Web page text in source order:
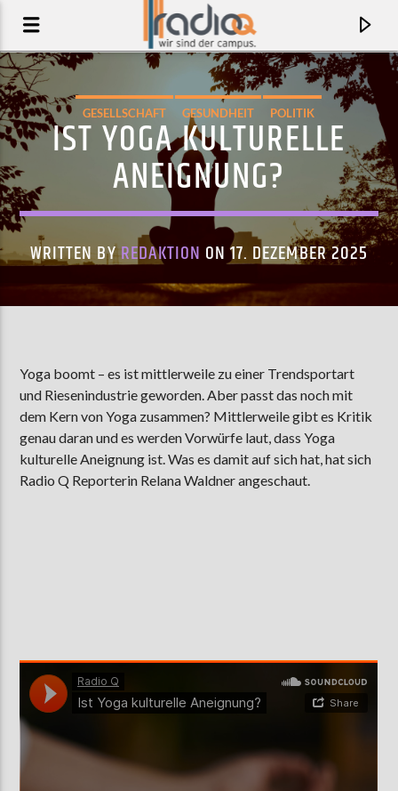
LOST BOYS
PHOEBE BRIDGERS
AKTUELLE SENDUNG
MOEBIUS
GESELLSCHAFT GESUNDHEIT POLITIK
IST YOGA KULTURELLE
ANEIGNUNG?
WRITTEN BYREDAKTION ON 17. DEZEMBER 2025
Yoga boomt – es ist mittlerweile zu einer Trendsportart
und Riesenindustrie geworden. Aber passt das noch mit
dem Kern von Yoga zusammen? Mittlerweile gibt es Kritik
genau daran und es werden Vorwürfe laut, dass Yoga
kulturelle Aneignung ist. Was es damit auf sich hat, hat sich
Radio Q Reporterin Relana Waldner angeschaut.